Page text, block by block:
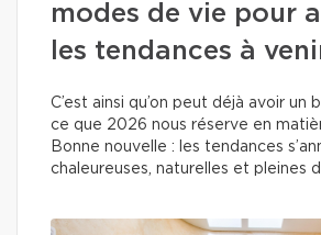
modes de vie pour
les tendances à
C’est ainsi qu’on peut déjà avoir un
ce que 2026 nous réserve en
Bonne nouvelle : les tendances
chaleureuses, naturelles et pleines